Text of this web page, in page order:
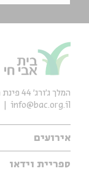
אירועים
עיון
אנגלית
ספריית וידאו
המלך ג'ורג' 44 פינת רחוב קק״ל, ירושלים
info@bac.org.il